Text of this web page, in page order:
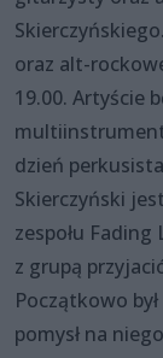
oraz alt-
19.00. Artyście
dzień
Skierczyński
zespołu
z grupą
Początkowo
pomysł na